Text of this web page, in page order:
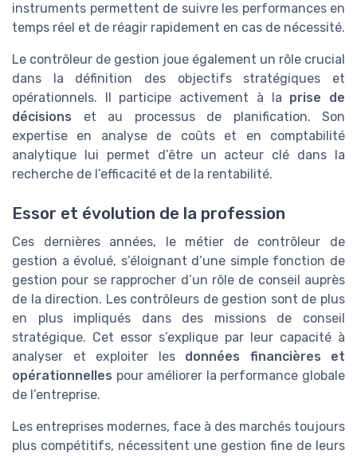
instruments permettent de suivre les performances en
temps réel et de réagir rapidement en cas de nécessité.
Le contrôleur de gestion joue également un rôle crucial
dans la définition des objectifs stratégiques et
opérationnels. Il participe activement à la prise de
décisions et au processus de planification. Son
expertise en analyse de coûts et en comptabilité
analytique lui permet d’être un acteur clé dans la
recherche de l’efficacité et de la rentabilité.
Essor et évolution de la profession
Ces dernières années, le métier de contrôleur de
gestion a évolué, s’éloignant d’une simple fonction de
gestion pour se rapprocher d’un rôle de conseil auprès
de la direction. Les contrôleurs de gestion sont de plus
en plus impliqués dans des missions de conseil
stratégique. Cet essor s’explique par leur capacité à
analyser et exploiter les données financières et
opérationnelles pour améliorer la performance globale
de l’entreprise.
Les entreprises modernes, face à des marchés toujours
plus compétitifs, nécessitent une gestion fine de leurs